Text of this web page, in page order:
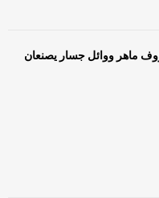
ماهر ووائل جسار يصنعان